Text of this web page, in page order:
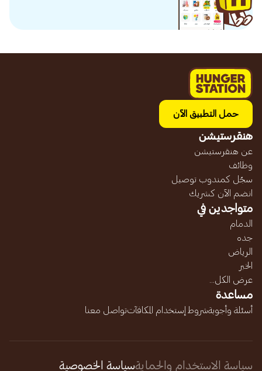
حمل التطبيق الآن
هنقرستيشن
عن هنقرستيشن
وظائف
سجّل كمندوب توصيل
انضم الآن كشريك
متواجدين في
الدمام
جده
الرياض
الخبر
عرض الكل...
مساعدة
أسئلة وأجوبةشروط إستخدام المكافآتتواصل معنا
سياسة الاستخدام والحمايةسياسة الخصوصية